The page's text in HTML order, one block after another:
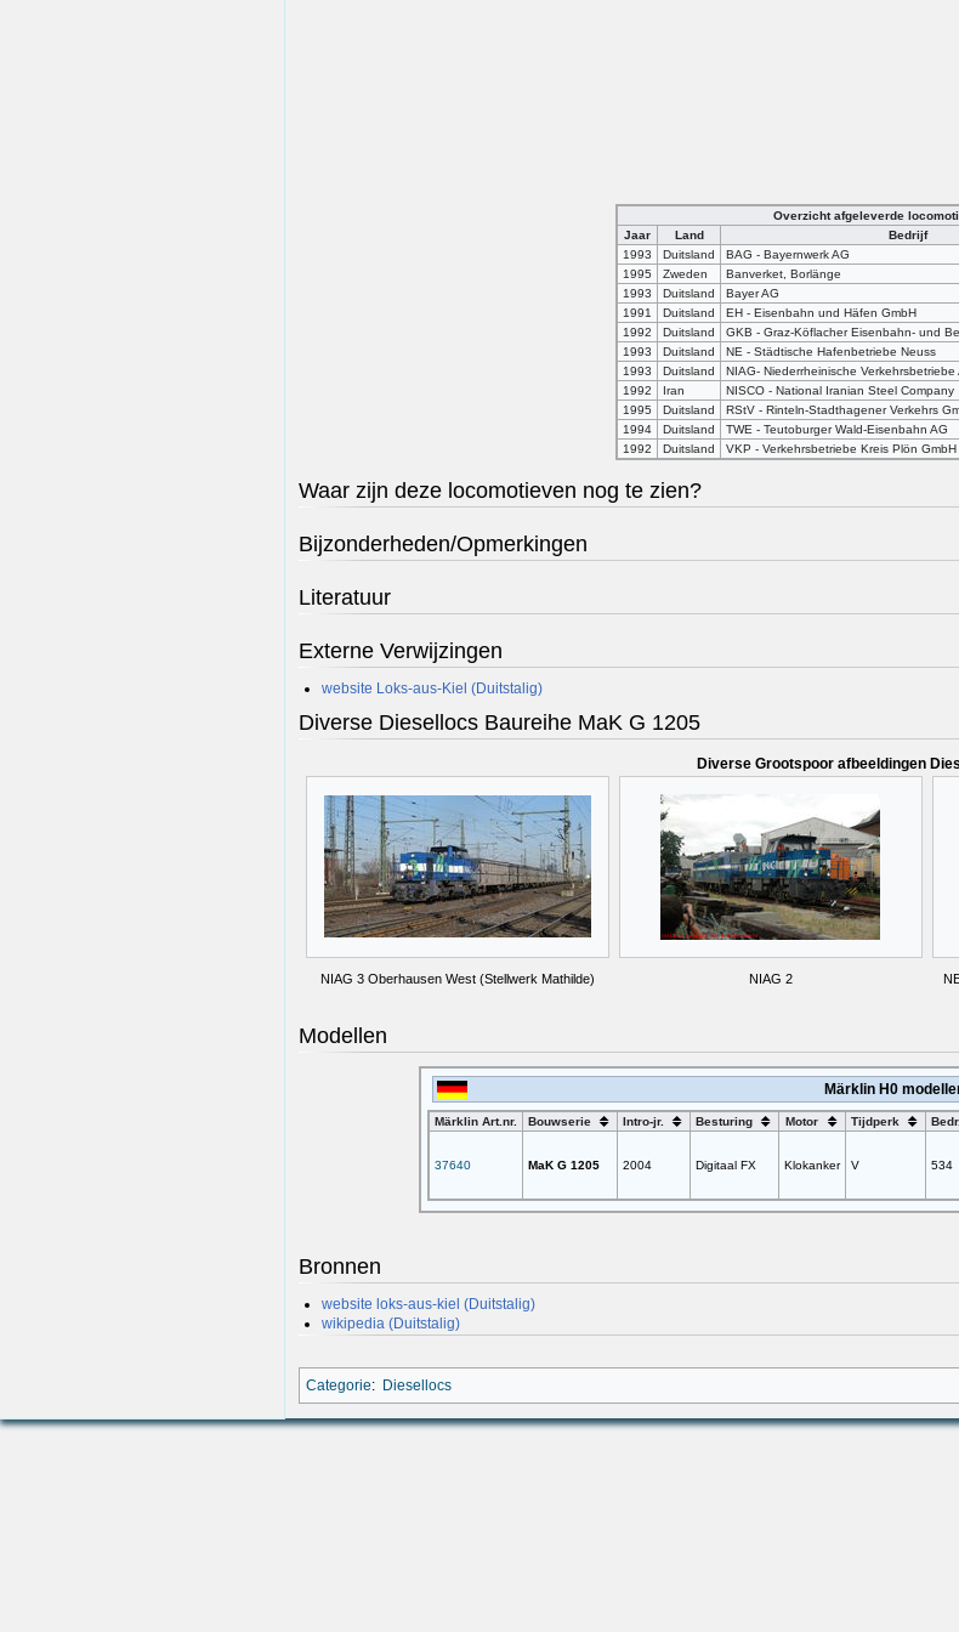
Overzicht afgeleverde
Jaar
Land Bedrijf
1993
Duitsland BAG - Bayernwerk AG
1995
Zweden Banverket, Borlänge
1993
Duitsland Bayer AG
1991
Duitsland EH - Eisenbahn und Häfen GmbH
1992
Duitsland GKB - Graz-Köflacher Eisenbahn- und
1993
Duitsland NE - Städtische Hafenbetriebe Neuss
1993
Duitsland NIAG- Niederrheinische
1992
Iran NISCO - National Iranian Steel Company
1995
Duitsland RStV - Rinteln-Stadthagener Verkehrs
1994
Duitsland TWE - Teutoburger Wald-Eisenbahn AG
1992
Duitsland VKP - Verkehrsbetriebe Kreis Plön GmbH
Waar zijn deze locomotieven nog te zien?
Bijzonderheden/Opmerkingen
Literatuur
Externe Verwijzingen
website Loks-aus-Kiel (Duitstalig)
Diverse Diesellocs Baureihe MaK G 1205
Diverse Grootspoor afbeeldingen
NIAG 3 Oberhausen West (Stellwerk Mathilde) NIAG 2
Modellen
Märklin H0
Märklin Art.nr. Bouwserie Intro-jr. Besturing Motor Tijdperk
37640 MaK G 1205 2004 Digitaal FX Klokanker V 534
Bronnen
website loks-aus-kiel (Duitstalig)
wikipedia (Duitstalig)
Categorie: Diesellocs